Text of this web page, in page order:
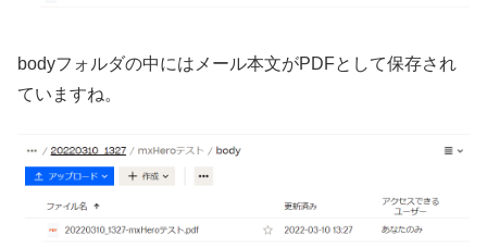
bodyフォルダの中にはメール本文がPDFとして保存され
ていますね。